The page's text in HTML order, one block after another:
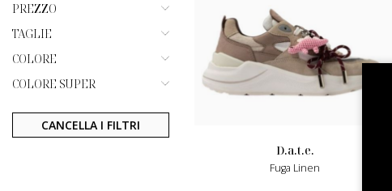
PREZZO
TAGLIE
COLORE
COLORE SUPER
CANCELLA I FILTRI
d.a.t.e.
Fuga Linen